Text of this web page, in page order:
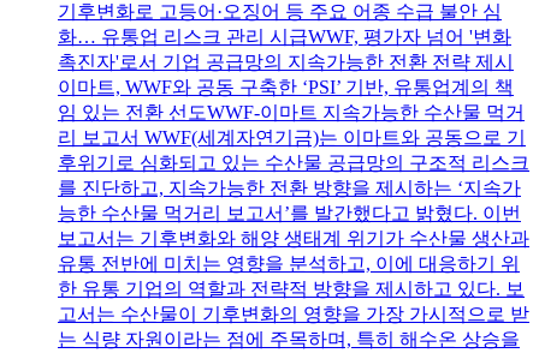
기후변화로 고등어·오징어 등 주요 어종 수급 불안 심
화… 유통업 리스크 관리 시급WWF, 평가자 넘어 '변화
촉진자'로서 기업 공급망의 지속가능한 전환 전략 제시
이마트, WWF와 공동 구축한 ‘PSI’ 기반, 유통업계의 책
임 있는 전환 선도WWF-이마트 지속가능한 수산물 먹거
리 보고서 WWF(세계자연기금)는 이마트와 공동으로 기
후위기로 심화되고 있는 수산물 공급망의 구조적 리스크
를 진단하고, 지속가능한 전환 방향을 제시하는 ‘지속가
능한 수산물 먹거리 보고서’를 발간했다고 밝혔다. 이번
보고서는 기후변화와 해양 생태계 위기가 수산물 생산과
유통 전반에 미치는 영향을 분석하고, 이에 대응하기 위
한 유통 기업의 역할과 전략적 방향을 제시하고 있다. 보
고서는 수산물이 기후변화의 영향을 가장 가시적으로 받
는 식량 자원이라는 점에 주목하며, 특히 해수온 상승을